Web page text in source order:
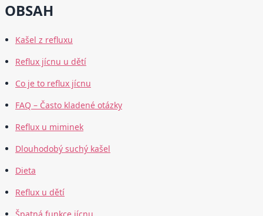
OBSAH
Kašel z refluxu
Reflux jícnu u dětí
Co je to reflux jícnu
FAQ – Často kladené otázky
Reflux u miminek
Dlouhodobý suchý kašel
Dieta
Reflux u dětí